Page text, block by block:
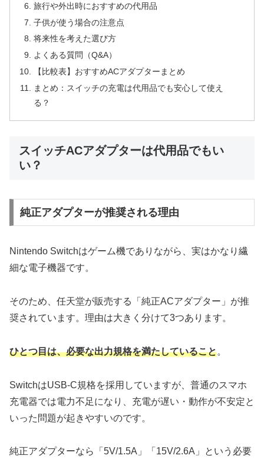
旅行や外出時におすすめの代用品
子供が使う場合の注意点
将来性を考えた選び方
よくある質問（Q&A）
【比較表】おすすめACアダプターまとめ
まとめ：スイッチの充電は代用品でも安心して使え
る？
スイッチACアダプターは代用品でもい
い？
純正アダプターが推奨される理由
Nintendo Switchはゲーム機でありながら、実はかなり繊
細な電子機器です。
そのため、任天堂が販売する「純正ACアダプター」が推
奨されています。理由は大きく分けて3つあります。
ひとつ目は、必要な出力規格を満たしていること。
SwitchはUSB-C規格を採用していますが、普通のスマホ
充電器では電力不足になり、充電が遅い・動作が不安定と
いった問題が起きやすいのです。
純正アダプターなら「5V/1.5A」「15V/2.6A」という必要